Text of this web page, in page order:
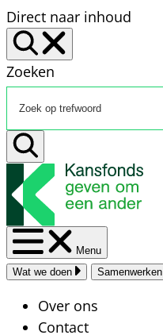
Direct naar inhoud
Zoeken
Menu
Wat we doen
Samenwerken
Over ons
Contact